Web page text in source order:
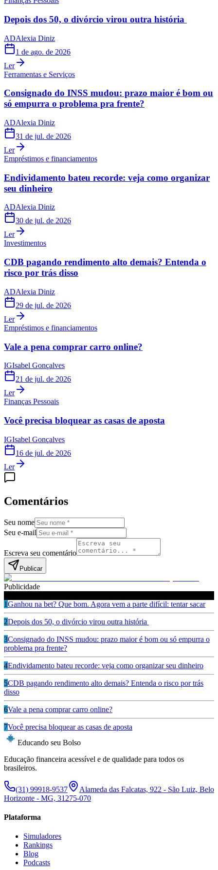
Depois dos 50, o divórcio virou outra história
ADAlexia Diniz
1 de ago. de 2026
Ler
Ferramentas e Serviços
Consignado do INSS mudou: prazo maior é bom ou
só empurra o problema pra frente?
ADAlexia Diniz
31 de jul. de 2026
Ler
Empréstimos e financiamentos
Endividamento bateu recorde: veja como organizar
seu dinheiro
ADAlexia Diniz
30 de jul. de 2026
Ler
Investimentos
CDB pagando rendimento alto demais? Entenda o
risco por trás disso
ADAlexia Diniz
29 de jul. de 2026
Ler
Empréstimos e financiamentos
Vale a pena comprar carro online?
IGIsabel Gonçalves
21 de jul. de 2026
Ler
Finanças Pessoais
Você precisa bloquear as casas de aposta
IGIsabel Gonçalves
16 de jul. de 2026
Ler
Comentários
Seu nome
Seu e-mail
Escreva seu comentário
Publicar
Publicidade
1Ganhou na bet? Que bom. Agora vem a parte difícil: tentar sacar
2Depois dos 50, o divórcio virou outra história
3Consignado do INSS mudou: prazo maior é bom ou só empurra o
problema pra frente?
4Endividamento bateu recorde: veja como organizar seu dinheiro
5CDB pagando rendimento alto demais? Entenda o risco por trás
disso
6Vale a pena comprar carro online?
7Você precisa bloquear as casas de aposta
Educando seu Bolso
Educação financeira acessível e de qualidade para todos os
brasileiros.
(31) 99918-9537
Alameda das Falcatas, 922 - São Luiz, Belo
Horizonte - MG, 31275-070
Plataforma
Simuladores
Rankings
Blog
Podcasts